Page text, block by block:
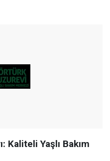
Kaliteli Yaşlı Bakım